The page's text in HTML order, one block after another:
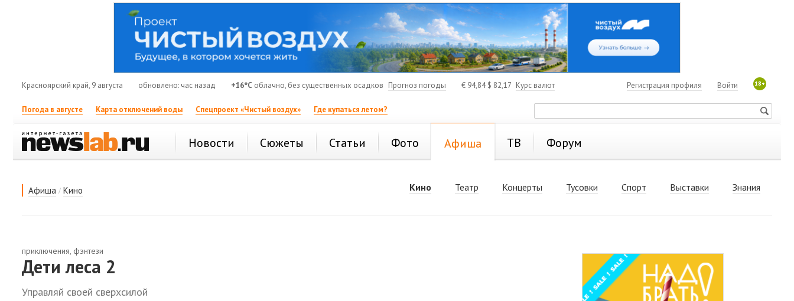
Красноярский край, 9 августа обновлено: час назад +16°C облачно, без существенных осадков Прогноз погоды € 94,84$ 82,17 Курс валют 18+
Войти
Регистрация профиля
Погода в августе Карта отключений воды Спецпроект «Чистый воздух» Где купаться летом?
Новости Сюжеты Статьи Фото Афиша ТВ Форум
Афиша / Кино Кино Театр Концерты Тусовки Спорт Выставки Знания
приключения, фэнтези
Дети леса 2
Управляй своей сверхсилой